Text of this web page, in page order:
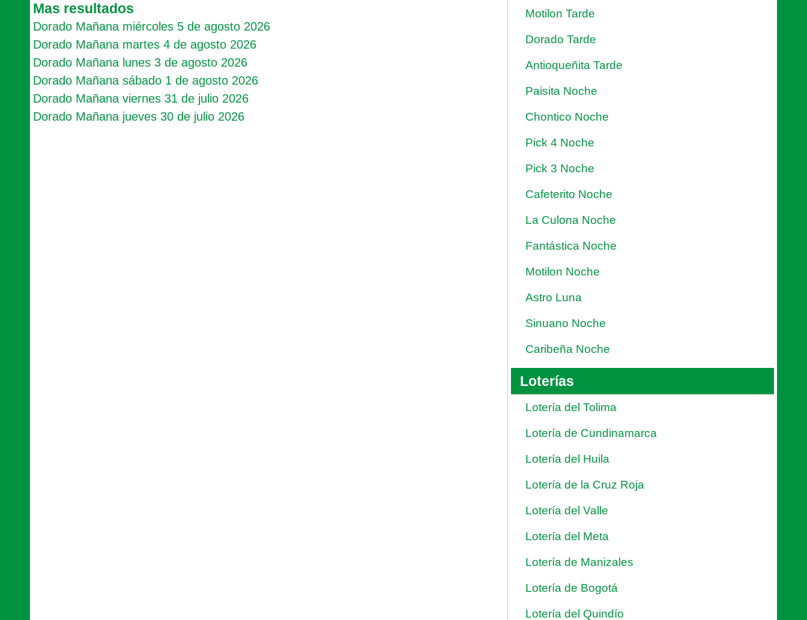
Mas resultados
Dorado Mañana miércoles 5 de agosto 2026
Dorado Mañana martes 4 de agosto 2026
Dorado Mañana lunes 3 de agosto 2026
Dorado Mañana sábado 1 de agosto 2026
Dorado Mañana viernes 31 de julio 2026
Dorado Mañana jueves 30 de julio 2026
Motilon Tarde
Dorado Tarde
Antioqueñita Tarde
Paisita Noche
Chontico Noche
Pick 4 Noche
Pick 3 Noche
Cafeterito Noche
La Culona Noche
Fantástica Noche
Motilon Noche
Astro Luna
Sinuano Noche
Caribeña Noche
Loterías
Lotería del Tolima
Lotería de Cundinamarca
Lotería del Huila
Lotería de la Cruz Roja
Lotería del Valle
Lotería del Meta
Lotería de Manizales
Lotería de Bogotá
Lotería del Quindío